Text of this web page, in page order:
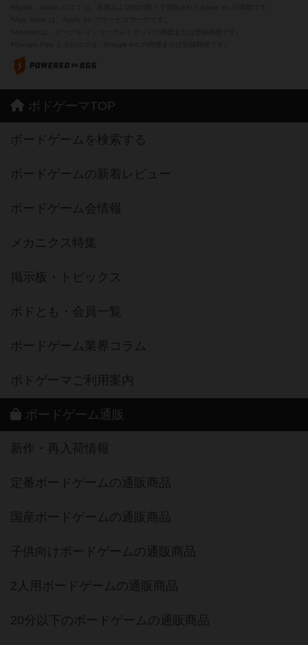
ボドゲーマTOP
ボードゲームを検索する
ボードゲームの新着レビュー
ボードゲーム会情報
メカニクス特集
掲示板・トピックス
ボドとも・会員一覧
ボードゲーム業界コラム
ボドゲーマご利用案内
ボードゲーム通販
新作・再入荷情報
定番ボードゲームの通販商品
国産ボードゲームの通販商品
子供向けボードゲームの通販商品
2人用ボードゲームの通販商品
20分以下のボードゲームの通販商品